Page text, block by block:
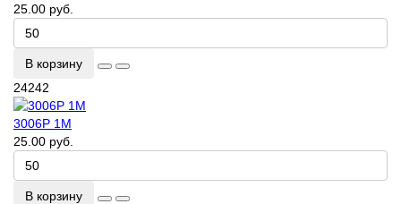
25.00 руб.
В корзину
24242
3006P 1M
25.00 руб.
В корзину